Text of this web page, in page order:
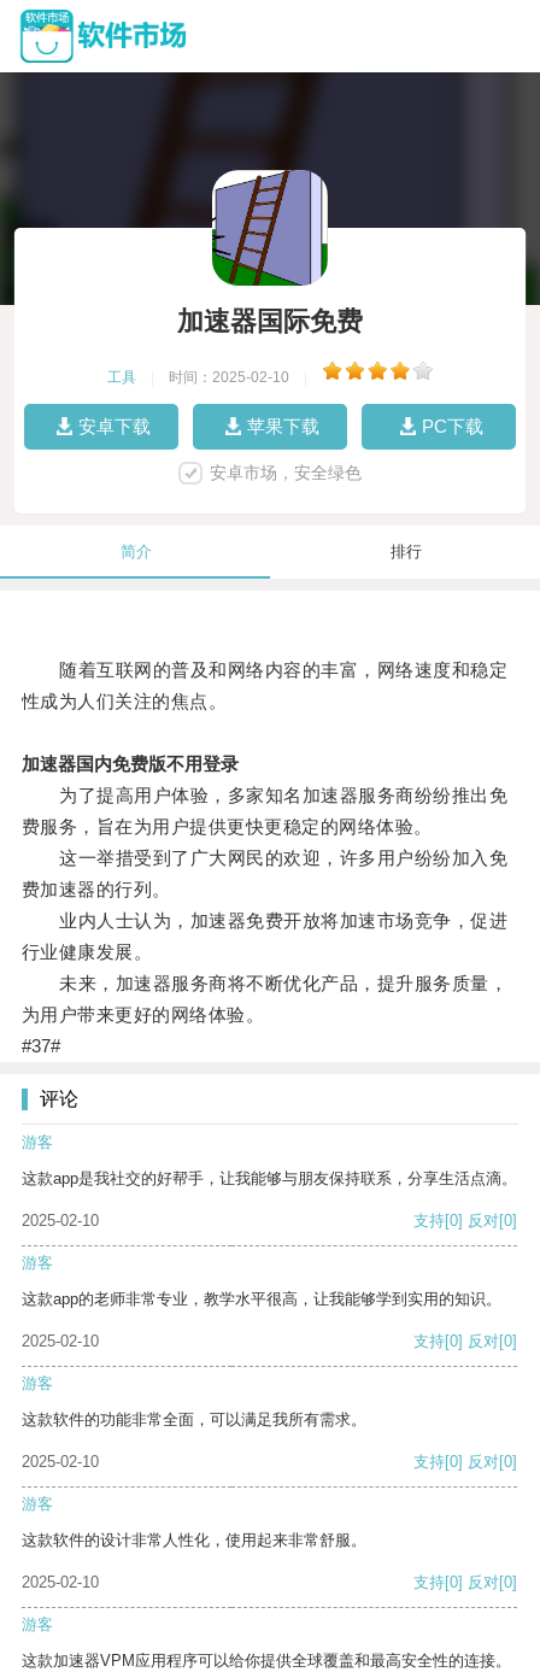
加速器国际免费
工具 时间：2025-02-10
安卓下载 苹果下载 PC下载
安卓市场，安全绿色
简介 排行
随着互联网的普及和网络内容的丰富，网络速度和稳定
性成为人们关注的焦点。
加速器国内免费版不用登录
为了提高用户体验，多家知名加速器服务商纷纷推出免
费服务，旨在为用户提供更快更稳定的网络体验。
这一举措受到了广大网民的欢迎，许多用户纷纷加入免
费加速器的行列。
业内人士认为，加速器免费开放将加速市场竞争，促进
行业健康发展。
未来，加速器服务商将不断优化产品，提升服务质量，
为用户带来更好的网络体验。
#37#
评论
游客
这款app是我社交的好帮手，让我能够与朋友保持联系，分享生活点滴。
2025-02-10 支持[0] 反对[0]
游客
这款app的老师非常专业，教学水平很高，让我能够学到实用的知识。
2025-02-10 支持[0] 反对[0]
游客
这款软件的功能非常全面，可以满足我所有需求。
2025-02-10 支持[0] 反对[0]
游客
这款软件的设计非常人性化，使用起来非常舒服。
2025-02-10 支持[0] 反对[0]
游客
这款加速器VPM应用程序可以给你提供全球覆盖和最高安全性的连接。